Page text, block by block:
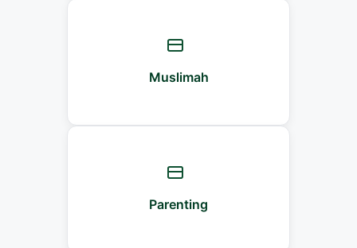
Muslimah
Parenting